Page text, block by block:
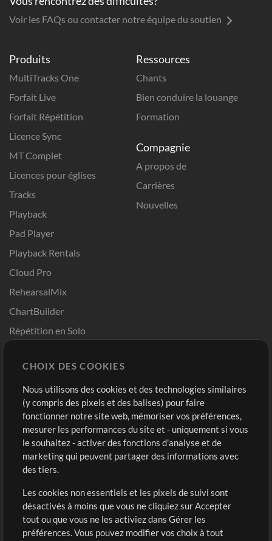
Produits
MultiTracks One
Forfait Live
Forfait Répétition
Licence Sync
MT Complet
Licences pour églises
Tracks
Playback
Pad Player
Playback Rentals
Cloud Pro
RehearsalMix
ChartBuilder
Répétition en Solo
Modèles ProPresenter
Sons
Ressources
Chants
Bien conduire la louange
Formation
Compagnie
A propos de
Carrières
Nouvelles
Boutique
Acheter des crédits
Contenu gratuit
Demander les pistes
Extras
Sessions
Compte
Connexion
S'inscrire
Voir les FAQs ou contacter notre équipe du soutien
CHOIX DES COOKIES
Nous utilisons des cookies et des technologies similaires
(y compris des pixels et des balises) pour faire
fonctionner notre site web, mémoriser vos préférences,
mesurer les performances du site et - uniquement si vous
le souhaitez - activer des fonctions d'analyse et de
marketing qui peuvent partager des informations avec
des tiers.
Les cookies non essentiels et les pixels de suivi sont
désactivés à moins que vous ne cliquiez sur Accepter
tout ou que vous ne les activiez dans Gérer les
préférences. Vous pouvez modifier vos choix à tout